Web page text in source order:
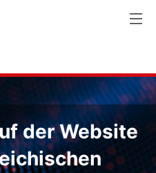
der Website